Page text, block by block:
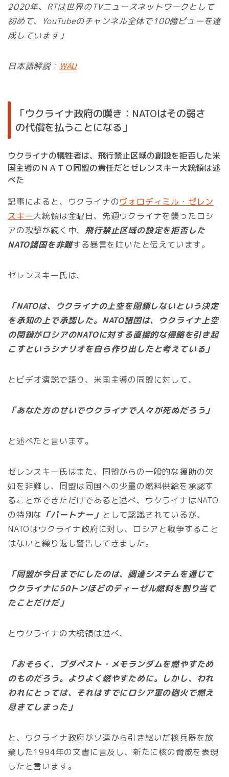
2020年、RTは世界のTVニュースネットワークとして
初めて、YouTubeのチャンネル全体で100億ビューを達
成しています」
日本語解説： WAU
「ウクライナ政府の嘆き：NATOはその弱さ
の代償を払うことになる」
ウクライナの犠牲者は、飛行禁止区域の創設を拒否した米
国主導のＮＡＴＯ同盟の責任だとゼレンスキー大統領は述
べた
記事によると、ウクライナのヴォロディミル・ゼレン
スキー大統領は金曜日、先週ウクライナを襲ったロシ
アの攻撃が続く中、 飛行禁止区域の設定を拒否した
NATO諸国を非難する暴言を吐いたと伝えています。
ゼレンスキー氏は、
「NATOは、ウクライナの上空を閉鎖しないという決定
を承知の上で承認した。NATO諸国は、ウクライナ上空
の閉鎖がロシアのNATOに対する直接的な侵略を引き起
こすというシナリオを自ら作り出したと考えている」
とビデオ演説で語り、米国主導の同盟に対して、
「あなた方のせいでウクライナで人々が死ぬだろう」
と述べたと言います。
ゼレンスキー氏はまた、同盟からの一般的な援助の欠
如を非難し、同盟は同国への少量の燃料供給を承認す
ることができただけであると述べ、ウクライナはNATO
の特別な 「パートナー」 として認識されているが、
NATOはウクライナ政府に対し、ロシアと戦争すること
はないと繰り返し警告してきました。
「同盟が今日までにしたのは、調達システムを通じて
ウクライナに50トンほどのディーゼル燃料を割り当て
たことだけだ」
とウクライナの大統領は述べ、
「おそらく、ブダペスト・メモランダムを燃やすため
のものだろう。よりよく燃やすために。しかし、われ
われにとっては、それはすでにロシア軍の砲火で燃え
尽きてしまった」
と、ウクライナ政府がソ連から引き継いだ核兵器を放
棄した1994年の文書に言及し、新たに核の脅威を表現
したと言います。